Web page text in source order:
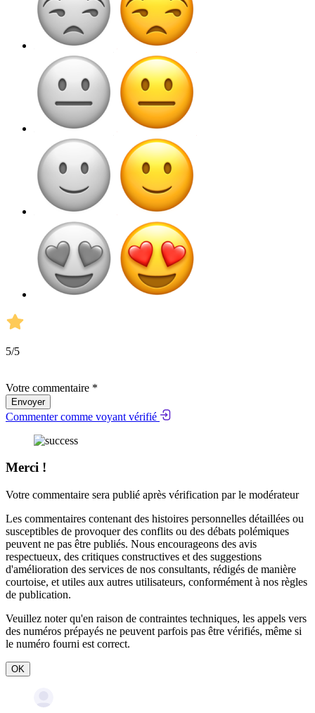
5/5
Votre commentaire *
Envoyer
Commenter comme voyant vérifié
Merci !
Votre commentaire sera publié après vérification par le modérateur
Les commentaires contenant des histoires personnelles détaillées ou
susceptibles de provoquer des conflits ou des débats polémiques
peuvent ne pas être publiés. Nous encourageons des avis
respectueux, des critiques constructives et des suggestions
d'amélioration des services de nos consultants, rédigés de manière
courtoise, et utiles aux autres utilisateurs, conformément à nos règles
de publication.
Veuillez noter qu'en raison de contraintes techniques, les appels vers
des numéros prépayés ne peuvent parfois pas être vérifiés, même si
le numéro fourni est correct.
OK